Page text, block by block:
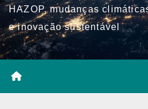
HAZOP, mudanças
e inovação sustentável